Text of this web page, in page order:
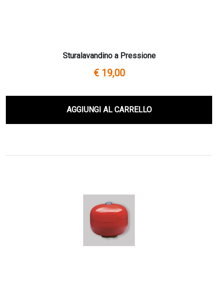
Sturalavandino a Pressione
€ 19,00
AGGIUNGI AL CARRELLO